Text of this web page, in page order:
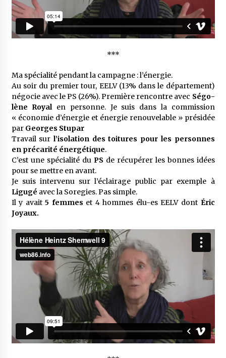
***
Ma spécia­lité pendant la campagne : l’éner­gie.
Au soir du premier tour, EELV (13% dans le dépar­te­ment)
négo­cie avec le PS (26%). Première rencontre avec Ségo­
lène Royalen personne. Je suis dans la commis­sion
« écono­mie d’éner­gie et éner­gie renou­ve­lable » prési­dée
par Georges Stupar
Travail sur l’iso­la­tion des toitures pour les personnes
en préca­rité éner­gé­tique.
C’est une spécia­lité du PS de récu­pé­rer les bonnes idées
pour se mettre en avant.
Je suis inter­venu sur l’éclai­rage public par exemple à
Ligugé avec la Sore­gies. Pas simple.
Il y avait5 femmes et 4 hommes élu-es EELV dont Éric
Joyaux.